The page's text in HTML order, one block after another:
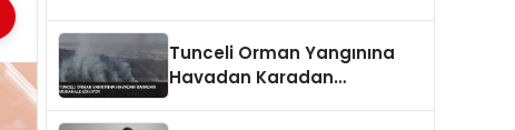
Tunceli Orman Yangınına
Havadan Karadan